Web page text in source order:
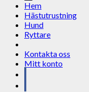
Hem
Hästutrustning
Hund
Ryttare
Kontakta oss
Mitt konto